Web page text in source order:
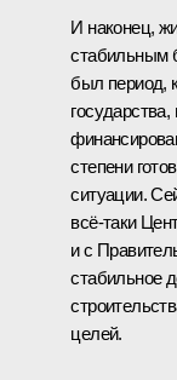
И наконец,
стабильным
был период,
степени
ситуации.
всё-таки
и с
стабильное
целей.